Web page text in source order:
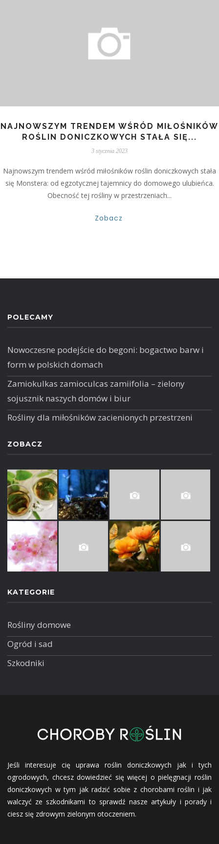
NAJNOWSZYM TRENDEM WŚRÓD MIŁOŚNIKÓW
ROŚLIN DONICZKOWYCH STAŁA SIĘ...
3 stycznia 2023
Najnowszym trendem wśród miłośników roślin doniczkowych stała
się Monstera: od egzotycznej tajemnicy do domowego ulubieńca.
Obecność tej rośliny w przestrzeniach...
Zobacz
POLECAMY
Nowoczesne podejście do begoni: bogactwo barw i
form w polskich domach
Zamiokulkas zamioculcas zamiifolia – zielony
sojusznik naszych domów i biur
Rośliny dla miłośników zacienionych przestrzeni
ZOBACZ
KATEGORIE
Rośliny domowe
Ogród i sad
Szkodniki
Jeśli interesuje cię uprawa roślin doniczkowych jak i tych
ogrodowych, chcesz dowiedzieć się więcej o pielęgnacji roślin
doniczkowych w tym jak radzić sobie z chorobami roślin i jak
walczyć ze szkodnikami to sprawdź nasze artykuły i porady i
ciesz się zdrowym zielonym otoczeniem.